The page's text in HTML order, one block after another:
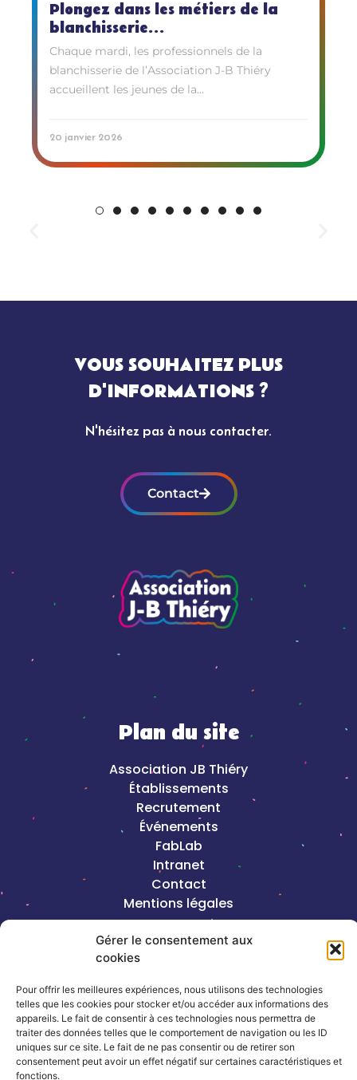
Gérer le consentement aux
cookies
Pour offrir les meilleures expériences, nous utilisons des technologies
telles que les cookies pour stocker et/ou accéder aux informations des
appareils. Le fait de consentir à ces technologies nous permettra de
traiter des données telles que le comportement de navigation ou les ID
uniques sur ce site. Le fait de ne pas consentir ou de retirer son
consentement peut avoir un effet négatif sur certaines caractéristiques et
fonctions.
Plongez dans les métiers de la
blanchisserie...
Chaque mardi, les professionnels de la
blanchisserie de l’Association J-B Thiéry
accueillent les jeunes de la...
20 janvier 2026
VOUS SOUHAITEZ PLUS
D'INFORMATIONS ?
N'hésitez pas à nous contacter.
Contact
Plan du site
Association JB Thiéry
Établissements
Recrutement
Événements
FabLab
Intranet
Contact
Mentions légales
2023©Copyright J-B Thiéry |Création de
site internet, Keole & Gazoline
Coordonnées
13, rue de la République – 54320
Maxéville